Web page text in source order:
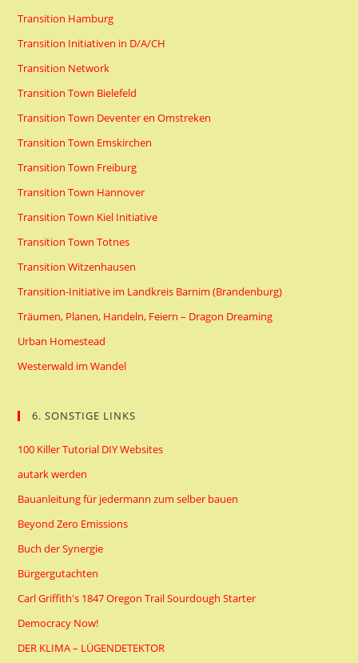
Transition Hamburg
Transition Initiativen in D/A/CH
Transition Network
Transition Town Bielefeld
Transition Town Deventer en Omstreken
Transition Town Emskirchen
Transition Town Freiburg
Transition Town Hannover
Transition Town Kiel Initiative
Transition Town Totnes
Transition Witzenhausen
Transition-Initiative im Landkreis Barnim (Brandenburg)
Träumen, Planen, Handeln, Feiern – Dragon Dreaming
Urban Homestead
Westerwald im Wandel
6. SONSTIGE LINKS
100 Killer Tutorial DIY Websites
autark werden
Bauanleitung für jedermann zum selber bauen
Beyond Zero Emissions
Buch der Synergie
Bürgergutachten
Carl Griffith's 1847 Oregon Trail Sourdough Starter
Democracy Now!
DER KLIMA – LÜGENDETEKTOR